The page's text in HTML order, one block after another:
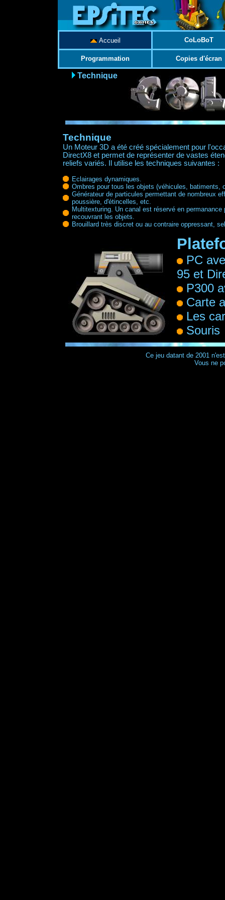
Accueil CoLoBoT
Programmation Copies d'écran
Technique
Technique
Un Moteur 3D a été créé spécialement pour
DirectX8 et permet de représenter de vastes
reliefs variés. Il utilise les techniques suivantes :
Eclairages dynamiques.
Ombres pour tous les objets (véhicules, batiments,
Générateur de particules permettant de nombreux
poussière, d'étincelles, etc.
Multitexturing. Un canal est réservé en permanance
recouvrant les objets.
Brouillard très discret ou au contraire oppressant,
PC
95 et
P300
Carte
Les
Souris
Ce jeu datant de 2001
Vous ne